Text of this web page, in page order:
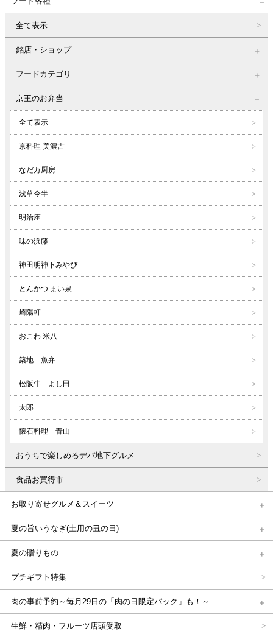
全て表示
銘店・ショップ
フードカテゴリ
京王のお弁当
全て表示
京料理 美濃吉
なだ万厨房
浅草今半
明治座
味の浜藤
神田明神下みやび
とんかつ まい泉
崎陽軒
おこわ 米八
築地 魚弁
松阪牛 よし田
太郎
懐石料理 青山
おうちで楽しめるデパ地下グルメ
食品お買得市
お取り寄せグルメ＆スイーツ
夏の旨いうなぎ(土用の丑の日)
夏の贈りもの
プチギフト特集
肉の事前予約～毎月29日の「肉の日限定パック」も！～
生鮮・精肉・フルーツ店頭受取